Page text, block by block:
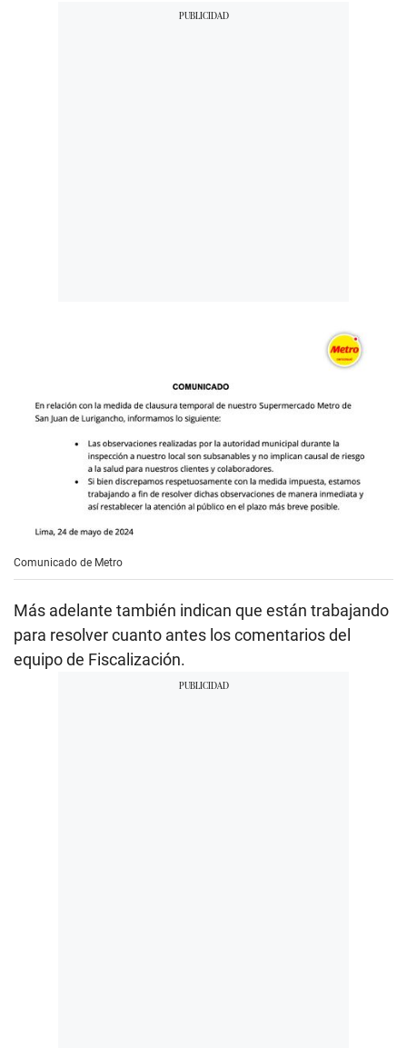
Comunicado de Metro
Más adelante también indican que están trabajando
para resolver cuanto antes los comentarios del
equipo de Fiscalización.